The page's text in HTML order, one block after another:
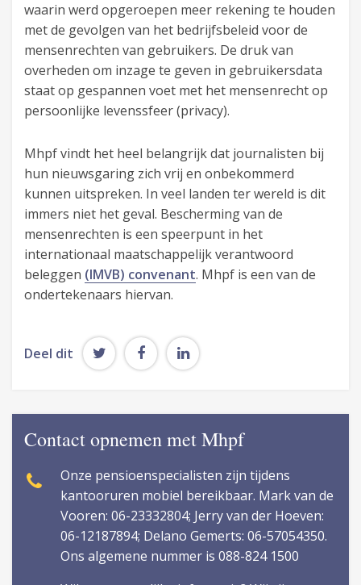
waarin werd opgeroepen meer rekening te houden
met de gevolgen van het bedrijfsbeleid voor de
mensenrechten van gebruikers. De druk van
overheden om inzage te geven in gebruikersdata
staat op gespannen voet met het mensenrecht op
persoonlijke levenssfeer (privacy).
Mhpf vindt het heel belangrijk dat journalisten bij
hun nieuwsgaring zich vrij en onbekommerd
kunnen uitspreken. In veel landen ter wereld is dit
immers niet het geval. Bescherming van de
mensenrechten is een speerpunt in het
internationaal maatschappelijk verantwoord
beleggen (IMVB) convenant. Mhpf is een van de
ondertekenaars hiervan.
Deel dit
Contact opnemen met Mhpf
Onze pensioenspecialisten zijn tijdens
kantooruren mobiel bereikbaar. Mark van de
Vooren: 06-23332804; Jerry van der Hoeven:
06-12187894; Delano Gemerts: 06-57054350.
Ons algemene nummer is 088-824 1500